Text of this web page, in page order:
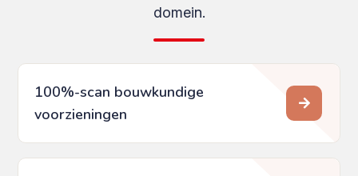
domein.
100%-scan bouwkundige
voorzieningen